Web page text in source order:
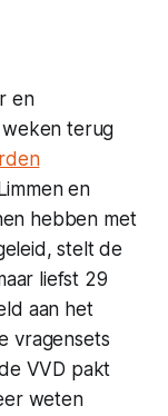
en
terug
en
hebben met
stelt de
liefst 29
aan het
vragensets
VVD pakt
weten